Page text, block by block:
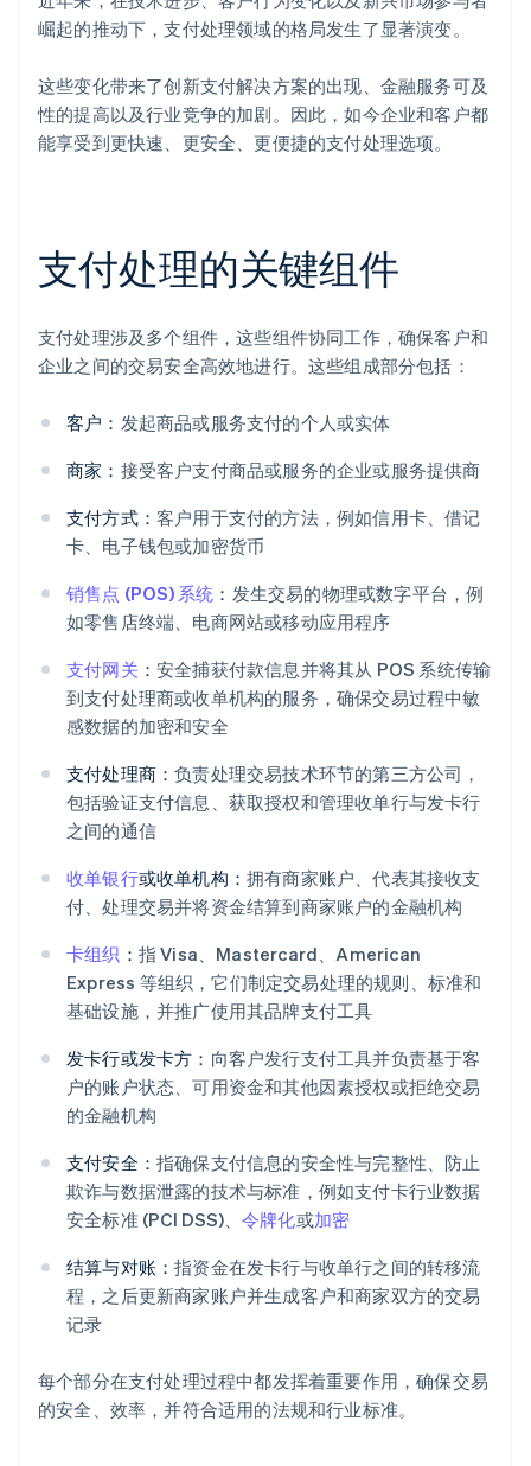
崛起的推动下，支付处理领域的格局发生了显著演变。
这些变化带来了创新支付解决方案的出现、金融服务可及
性的提高以及行业竞争的加剧。因此，如今企业和客户都
能享受到更快速、更安全、更便捷的支付处理选项。
支付处理的关键组件
支付处理涉及多个组件，这些组件协同工作，确保客户和
企业之间的交易安全高效地进行。这些组成部分包括：
客户： 发起商品或服务支付的个人或实体
商家： 接受客户支付商品或服务的企业或服务提供商
支付方式： 客户用于支付的方法，例如信用卡、借记
卡、电子钱包或加密货币
销售点 (POS) 系统 ： 发生交易的物理或数字平台，例
如零售店终端、电商网站或移动应用程序
支付网关 ：安全捕获付款信息并将其从 POS 系统传输
到支付处理商或收单机构的服务，确保交易过程中敏
感数据的加密和安全
支付处理商：负责处理交易技术环节的第三方公司，
包括验证支付信息、获取授权和管理收单行与发卡行
之间的通信
收单银行或收单机构：拥有商家账户、代表其接收支
付、处理交易并将资金结算到商家账户的金融机构
卡组织 ： 指 Visa、Mastercard、American
Express 等组织，它们制定交易处理的规则、标准和
基础设施，并推广使用其品牌支付工具
发卡行或发卡方： 向客户发行支付工具并负责基于客
户的账户状态、可用资金和其他因素授权或拒绝交易
的金融机构
支付安全： 指确保支付信息的安全性与完整性、防止
欺诈与数据泄露的技术与标准，例如支付卡行业数据
安全标准 (PCI DSS)、 令牌化或加密
结算与对账：指资金在发卡行与收单行之间的转移流
程，之后更新商家账户并生成客户和商家双方的交易
记录
每个部分在支付处理过程中都发挥着重要作用，确保交易
的安全、效率，并符合适用的法规和行业标准。